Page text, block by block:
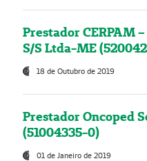
Prestador CERPAM
S/S Ltda-ME
18 de Outubro de 2019
Prestador Oncoped
(51004335-0)
01 de Janeiro de 2019